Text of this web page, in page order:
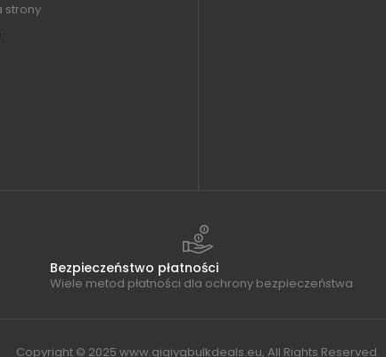
strony
Bezpieczeństwo płatności
Wiele metod płatności dla ochrony bezpieczeństwa
Copyright © 2025 www.qiqiygbulkdeals.eu, All Rights Reserved.